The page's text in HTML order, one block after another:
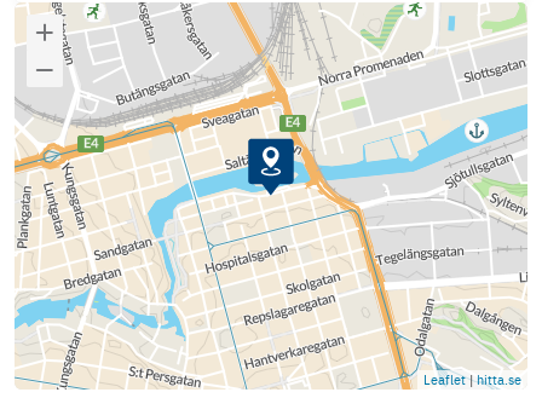
Leaflet | hitta.se